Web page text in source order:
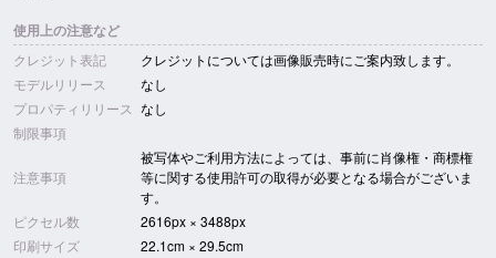
使用上の注意など
クレジット表記
クレジットについては画像販売時にご案内致します。
モデルリリース
なし
プロパティリリース なし
制限事項
注意事項
被写体やご利用方法によっては、事前に肖像権・商標権
等に関する使用許可の取得が必要となる場合がございま
す。
ピクセル数
2616px × 3488px
印刷サイズ
22.1cm × 29.5cm